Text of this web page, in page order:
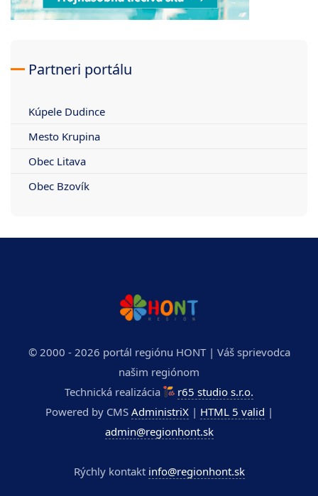
Partneri portálu
Kúpele Dudince
Mesto Krupina
Obec Litava
Obec Bzovík
© 2000 - 2026 portál regiónu HONT | Váš sprievodca
našim regiónom
Technická realizácia
r65 studio s.r.o.
Powered by CMS AdministriX| HTML 5 valid |
admin@regionhont.sk
Rýchly kontakt info@regionhont.sk